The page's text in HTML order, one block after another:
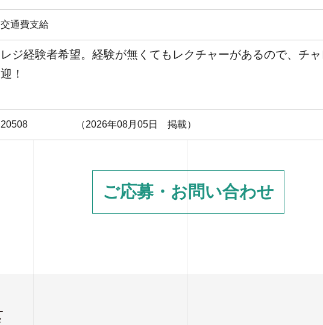
交通費支給
レジ経験者希望。 経験が無くてもレクチャーがあるので、チ
迎！
20508 （2026年08月05日 掲載）
ご応募・お問い合わせ